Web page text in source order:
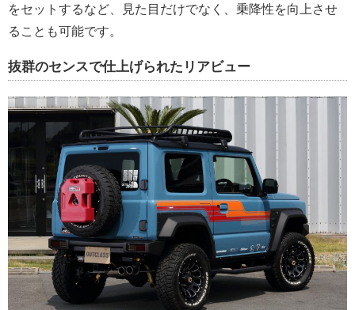
をセットするなど、見た目だけでなく、乗降性を向上させ
ることも可能です。
抜群のセンスで仕上げられたリアビュー